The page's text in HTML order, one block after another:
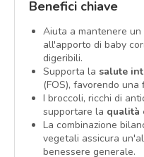
Benefici chiave
Aiuta a mantenere un
all'apporto di baby
digeribili.
Supporta la salute
(FOS), favorendo
I broccoli, ricchi di
supportare la qualità
La combinazione
vegetali assicura
benessere generale.